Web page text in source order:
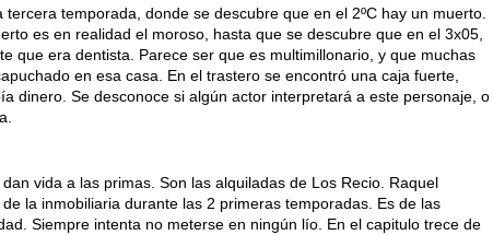
temporada, donde se descubre que en el 2ºC hay un muerto.
es en realidad el moroso, hasta que se descubre que en el 3x05,
que era dentista. Parece ser que es multimillonario, y que muchas
en esa casa. En el trastero se encontró una caja fuerte,
dinero. Se desconoce si algún actor interpretará a este personaje, o
dan vida a las primas. Son las alquiladas de Los Recio. Raquel
la inmobiliaria durante las 2 primeras temporadas. Es de las
Siempre intenta no meterse en ningún lío. En el capitulo trece de